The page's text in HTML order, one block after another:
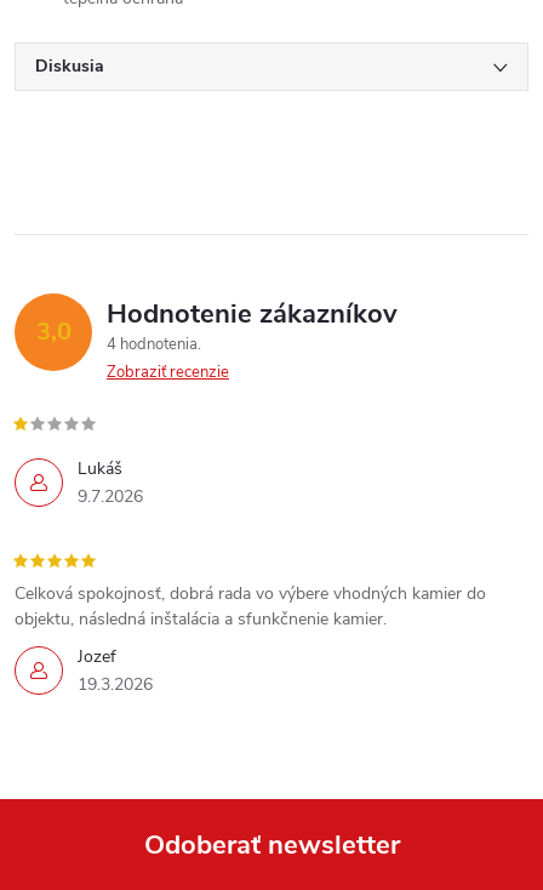
Diskusia
3,0 Hodnotenie zákazníkov
4 hodnotenia
Zobraziť recenzie
Lukáš
9.7.2026
Jozef
19.3.2026
Celková spokojnosť, dobrá rada vo výbere vhodných kamier do
objektu, následná inštalácia a sfunkčnenie kamier.
Odoberať newsletter